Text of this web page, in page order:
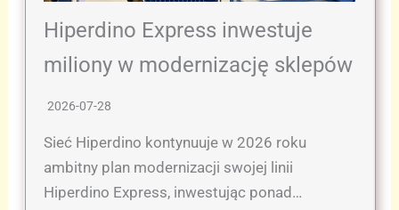
Hiperdino Express inwestuje
miliony w modernizację sklepów
2026-07-28
Sieć Hiperdino kontynuuje w 2026 roku
ambitny plan modernizacji swojej linii
Hiperdino Express, inwestując ponad…